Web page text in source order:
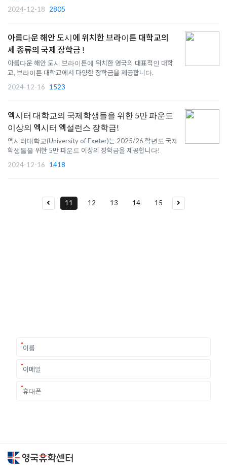
2024-12-18
2805
아름다운 해안 도시에 위치한 브라이튼 대학교의
세 종류의 국제 장학금 !
아름다운 해안 도시 브라이튼에 위치한 영국의 대표적인 대학
교, 브라이튼 대학교에서 다양한 장학금을 제공합니다.
2024-12-16
1523
엑시터 대학교의 국제학생들을 위한 5만 파운드
이상의 엑시터 엑설런스 장학금!
엑시터대학교(University of Exeter)는 2025/26 학년도 국제
학생들을 위한 5만 파운드 이상의 장학금을 제공합니다!
2024-12-16
1418
11 12 13 14 15